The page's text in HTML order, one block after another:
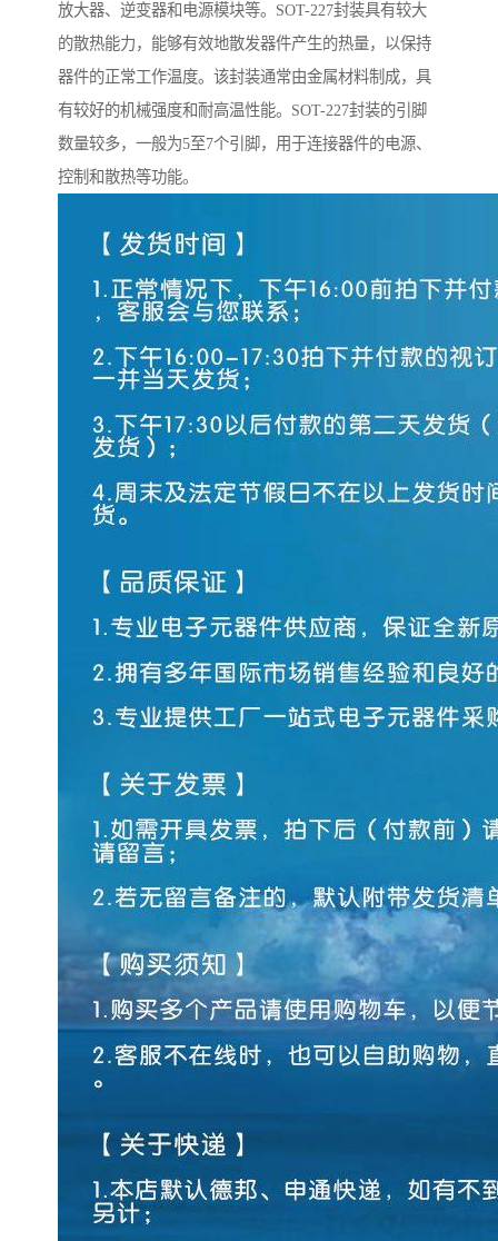
放大器、逆变器和电源模块等。SOT-227封装具有较大
的散热能力，能够有效地散发器件产生的热量，以保持
器件的正常工作温度。该封装通常由金属材料制成，具
有较好的机械强度和耐高温性能。SOT-227封装的引脚
数量较多，一般为5至7个引脚，用于连接器件的电源、
控制和散热等功能。